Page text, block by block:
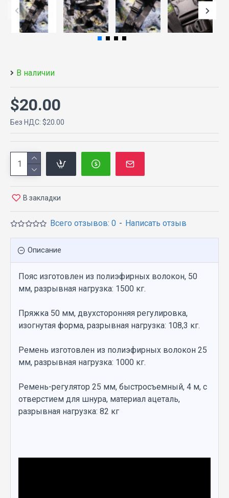
В наличии
Всего отзывов: 0 - Написать отзыв
$20.00
Без НДС: $20.00
В закладки
Описание
Пояс изготовлен из полиэфирных волокон, 50
мм, разрывная нагрузка: 1500 кг.
Пряжка 50 мм, двухсторонняя регулировка,
изогнутая форма, разрывная нагрузка: 108,3 кг.
Ремень изготовлен из полиэфирных волокон 25
мм, разрывная нагрузка: 1000 кг.
Ремень-регулятор 25 мм, быстросъемный, 4 м, с
отверстием для шнура, материал ацеталь,
разрывная нагрузка: 82 кг